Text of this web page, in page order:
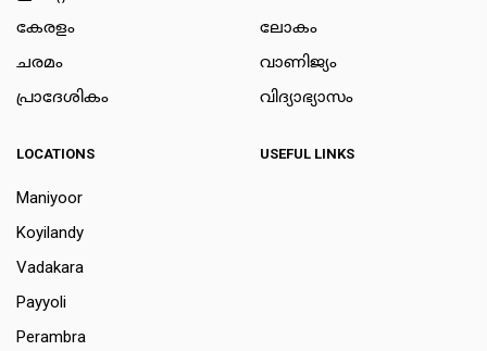
കേരളം
ചരമം
പ്രാദേശികം
ലോകം
വാണിജ്യം
വിദ്യാഭ്യാസം
LOCATIONS
Maniyoor
Koyilandy
Vadakara
Payyoli
Perambra
USEFUL LINKS